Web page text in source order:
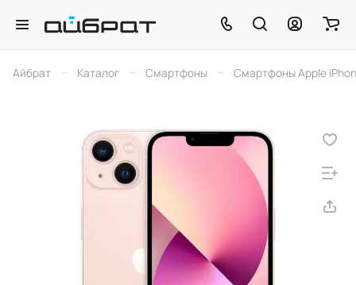
Айбрат – Каталог – Смартфоны – Смартфоны Apple